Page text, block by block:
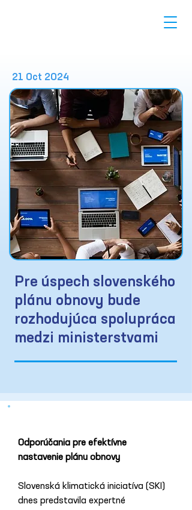
21 Oct 2024
Pre úspech slovenského
plánu obnovy bude
rozhodujúca spolupráca
medzi ministerstvami
Odporúčania pre efektívne
nastavenie plánu obnovy
Slovenská klimatická iniciatíva (SKI)
dnes predstavila expertné